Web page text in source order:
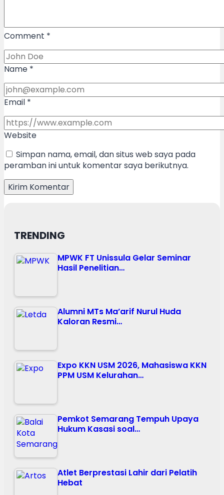
Comment *
Name *
Email *
Website
Simpan nama, email, dan situs web saya pada
peramban ini untuk komentar saya berikutnya.
TRENDING
MPWK FT Unissula Gelar Seminar
Hasil Penelitian…
Alumni MTs Ma’arif Nurul Huda
Kaloran Resmi…
Expo KKN USM 2026, Mahasiswa KKN
PPM USM Kelurahan…
Pemkot Semarang Tempuh Upaya
Hukum Kasasi soal…
Atlet Berprestasi Lahir dari Pelatih
Hebat